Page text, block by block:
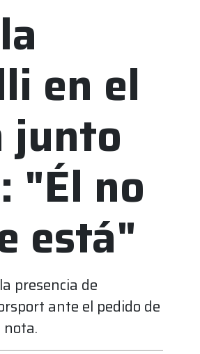
en el
junto
"Él no
está"
presencia de
ante el pedido de
nota.